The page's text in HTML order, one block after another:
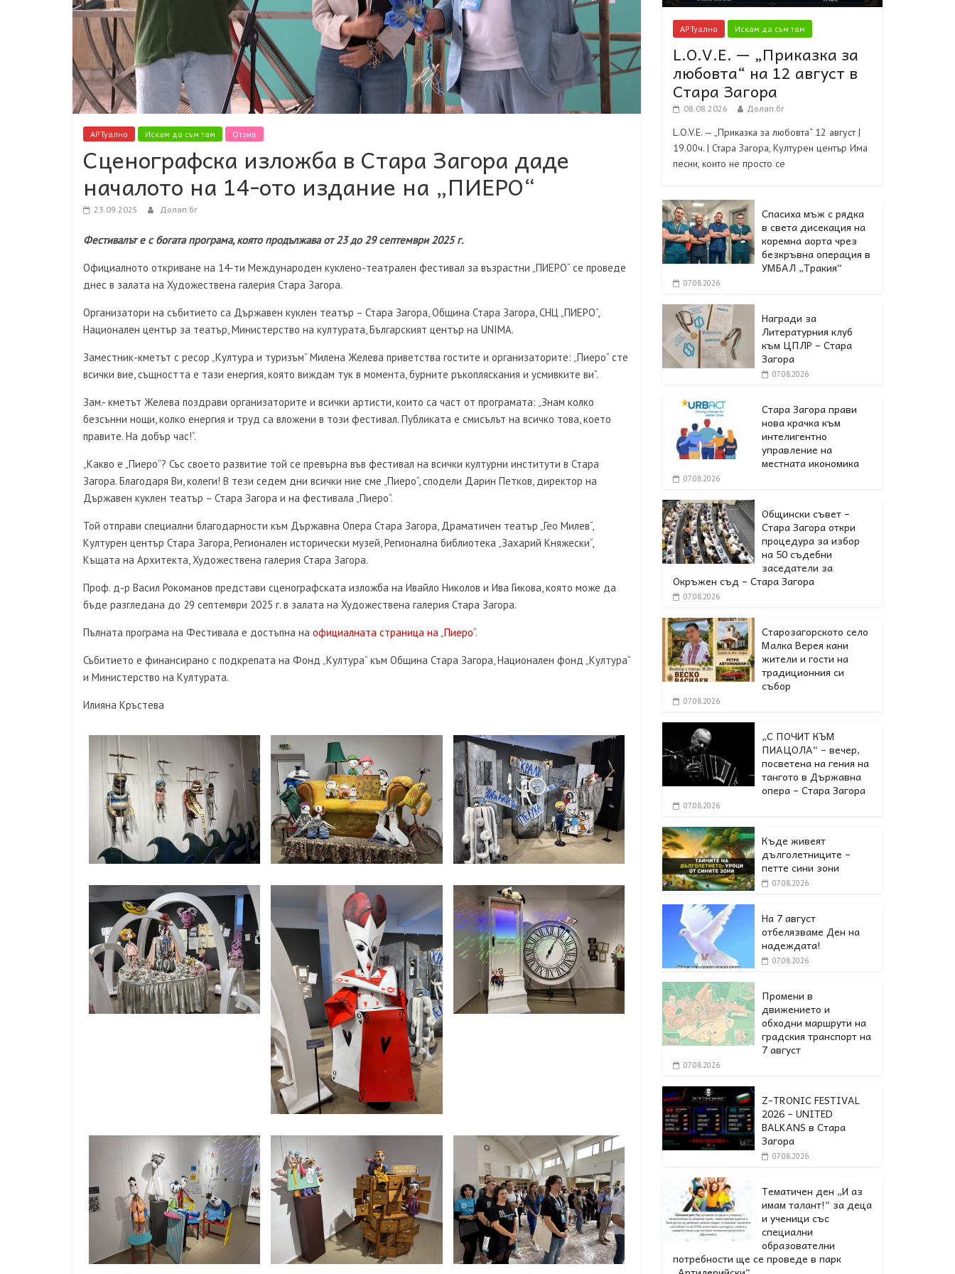
АРТуално Искам да съм там Отзив
Сценографска изложба в Стара Загора даде
началото на 14-ото издание на „ПИЕРО“
23.09.2025 Долап.бг
Фестивалът е с богата програма, която продължава от 23 до 29 септември 2025 г.
Официалното откриване на 14-ти Международен куклено-театрален фестивал за възрастни „ПИЕРО“ се проведе
днес в залата на Художествена галерия Стара Загора.
Организатори на събитието са Държавен куклен театър – Стара Загора, Община Стара Загора, СНЦ „ПИЕРО“,
Национален център за театър, Министерство на културата, Българският център на UNIMA.
Заместник-кметът с ресор „Култура и туризъм“ Милена Желева приветства гостите и организаторите: „Пиеро“ сте
всички вие, същността е тази енергия, която виждам тук в момента, бурните ръкопляскания и усмивките ви“.
Зам.- кметът Желева поздрави организаторите и всички артисти, които са част от програмата: „Знам колко
безсънни нощи, колко енергия и труд са вложени в този фестивал. Публиката е смисълът на всичко това, което
правите. На добър час!“.
„Какво е „Пиеро“? Със своето развитие той се превърна във фестивал на всички културни институти в Стара
Загора. Благодаря Ви, колеги! В тези седем дни всички ние сме „Пиеро“, сподели Дарин Петков, директор на
Държавен куклен театър – Стара Загора и на фестивала „Пиеро“.
Той отправи специални благодарности към Държавна Опера Стара Загора, Драматичен театър „Гео Милев“,
Културен център Стара Загора, Регионален исторически музей, Регионална библиотека „Захарий Княжески“,
Къщата на Архитекта, Художествена галерия Стара Загора.
Проф. д-р Васил Рокоманов представи сценографската изложба на Ивайло Николов и Ива Гикова, която може да
бъде разгледана до 29 септември 2025 г. в залата на Художествена галерия Стара Загора.
Пълната програма на Фестивала е достъпна на официалната страница на „Пиеро“.
Събитието е финансирано с подкрепата на Фонд „Култура“ към Община Стара Загора, Национален фонд „Култура“
и Министерство на Културата.
Илияна Кръстева
АРТуално Искам да съм там
L.O.V.E. — „Приказка за
любовта“ на 12 август в
Стара Загора
08.08.2026 Долап.бг
L.O.V.E. — „Приказка за любовта“ 12 август |
19.00ч. | Стара Загора, Културен център Има
песни, които не просто се
Спасиха мъж с рядка
в света дисекация на
коремна аорта чрез
безкръвна операция в
УМБАЛ „Тракия“
07.08.2026
Награди за
Литературния клуб
към ЦПЛР – Стара
Загора
07.08.2026
Стара Загора прави
нова крачка към
интелигентно
управление на
местната икономика
07.08.2026
Общински съвет –
Стара Загора откри
процедура за избор
на 50 съдебни
заседатели за
Окръжен съд – Стара Загора
07.08.2026
Старозагорското село
Малка Верея кани
жители и гости на
традиционния си
събор
07.08.2026
„С ПОЧИТ КЪМ
ПИАЦОЛА“ – вечер,
посветена на гения на
тангото в Държавна
опера – Стара Загора
07.08.2026
Къде живеят
дълголетниците –
петте сини зони
07.08.2026
На 7 август
отбелязваме Ден на
надеждата!
07.08.2026
Промени в
движението и
обходни маршрути на
градския транспорт на
7 август
07.08.2026
Z-TRONIC FESTIVAL
2026 – UNITED
BALKANS в Стара
Загора
07.08.2026
Тематичен ден „И аз
имам талант!“ за деца
и ученици със
специални
образователни
потребности ще се проведе в парк